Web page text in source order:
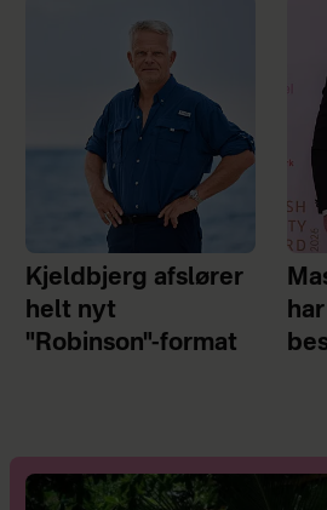
Kjeldbjerg afslører
helt nyt
"Robinson"-format